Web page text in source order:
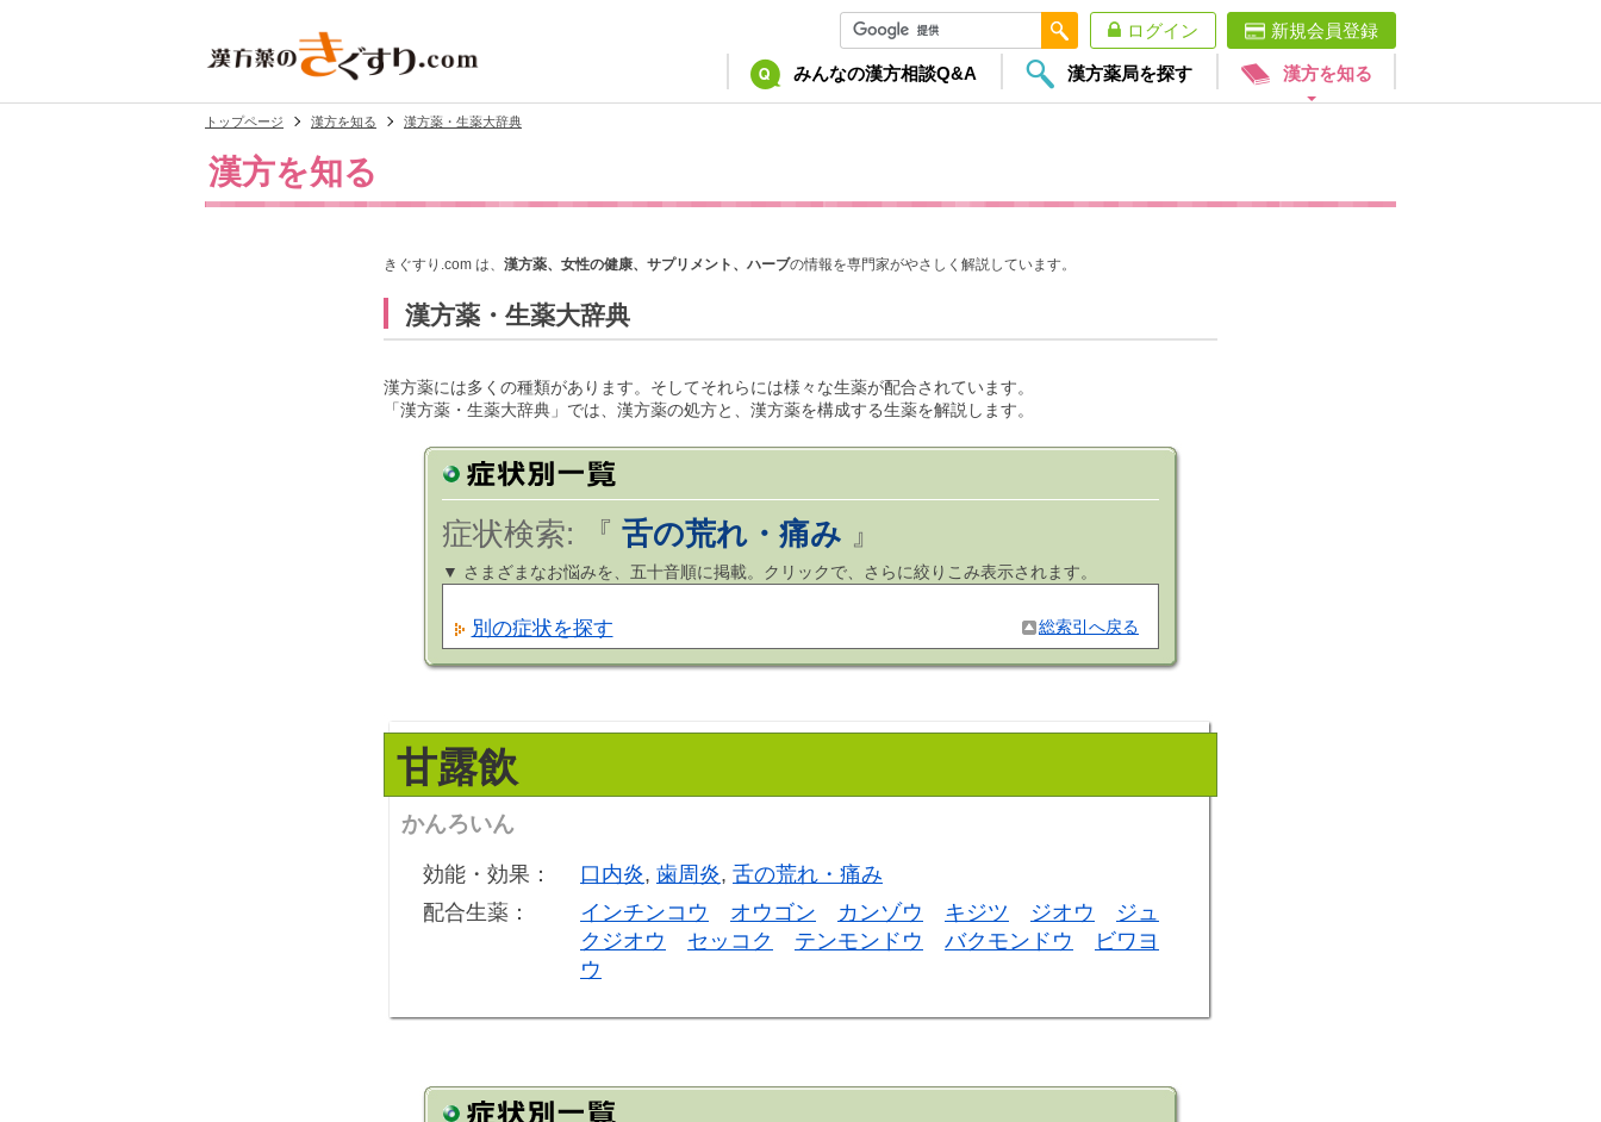
みんなの漢方相談Q&A 漢方薬局を探す 漢方を知る
ログイン 新規会員登録
トップページ 漢方を知る 漢方薬・生薬大辞典
漢方を知る
きぐすり.com は、 漢方薬、女性の健康、サプリメント、ハーブの情報を専門家がやさしく解説しています。
漢方薬・生薬大辞典
漢方薬には多くの種類があります。そしてそれらには様々な生薬が配合されています。
「漢方薬・生薬大辞典」では、漢方薬の処方と、漢方薬を構成する生薬を解説します。
症状検索: 『 舌の荒れ・痛み 』
▼ さまざまなお悩みを、五十音順に掲載。クリックで、さらに絞りこみ表示されます。
別の症状を探す 総索引へ戻る
甘露飲
かんろいん
効能・効果： 口内炎, 歯周炎, 舌の荒れ・痛み
配合生薬：
インチンコウ オウゴン カンゾウ キジツ ジオウ
ジュ
クジオウ
セッコク テンモンドウ バクモンドウ
ビワヨ
ウ